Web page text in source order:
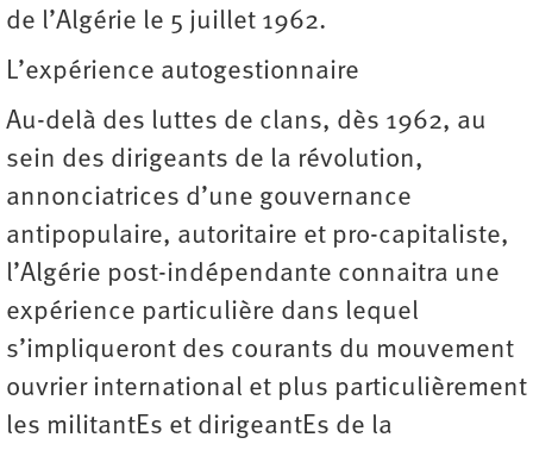
de l’Algérie le 5 juillet 1962.
L’expérience autogestionnaire
Au-delà des luttes de clans, dès 1962, au
sein des dirigeants de la révolution,
annonciatrices d’une gouvernance
antipopulaire, autoritaire et pro-­capitaliste,
l’Algérie post-­indépendante connaitra une
expérience particulière dans lequel
s’impliqueront des courants du mouvement
ouvrier international et plus particulièrement
les militantEs et dirigeantEs de la